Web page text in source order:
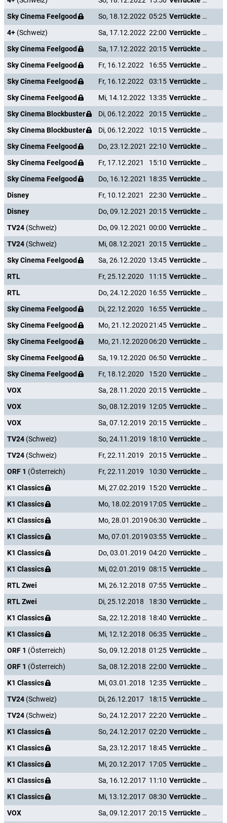
Sky Cinema Feelgood
So, 18.12.2022 05:25
Verrückte Weihnachten
4+ (Schweiz) Sa, 17.12.2022 22:00
Verrückte Weihnachten
Sky Cinema Feelgood
Sa, 17.12.2022 20:15
Verrückte Weihnachten
Sky Cinema Feelgood
Fr, 16.12.2022 16:55
Verrückte Weihnachten
Sky Cinema Feelgood
Fr, 16.12.2022 03:15
Verrückte Weihnachten
Sky Cinema Feelgood
Mi, 14.12.2022 13:35
Verrückte Weihnachten
Sky Cinema Blockbuster
Di, 06.12.2022 20:15
Verrückte Weihnachten
Sky Cinema Blockbuster
Di, 06.12.2022 10:15
Verrückte Weihnachten
Sky Cinema Feelgood
Do, 23.12.2021 22:10
Verrückte Weihnachten
Sky Cinema Feelgood
Fr, 17.12.2021 15:10
Verrückte Weihnachten
Sky Cinema Feelgood
Do, 16.12.2021 18:35
Verrückte Weihnachten
Disney
Fr, 10.12.2021 22:30
Verrückte Weihnachten
Disney
Do, 09.12.2021 20:15
Verrückte Weihnachten
TV24 (Schweiz) Do, 09.12.2021 00:00
Verrückte Weihnachten
TV24 (Schweiz) Mi, 08.12.2021 20:15
Verrückte Weihnachten
Sky Cinema Feelgood
Sa, 26.12.2020 13:45
Verrückte Weihnachten
RTL
Fr, 25.12.2020 11:15
Verrückte Weihnachten
RTL
Do, 24.12.2020 16:55
Verrückte Weihnachten
Sky Cinema Feelgood
Di, 22.12.2020 16:55
Verrückte Weihnachten
Sky Cinema Feelgood
Mo, 21.12.202021:45
Verrückte Weihnachten
Sky Cinema Feelgood
Mo, 21.12.202006:20
Verrückte Weihnachten
Sky Cinema Feelgood
Sa, 19.12.2020 06:50
Verrückte Weihnachten
Sky Cinema Feelgood
Fr, 18.12.2020 15:20
Verrückte Weihnachten
VOX
Sa, 28.11.2020 20:15
Verrückte Weihnachten
VOX
So, 08.12.2019 12:05
Verrückte Weihnachten
VOX
Sa, 07.12.2019 20:15
Verrückte Weihnachten
TV24 (Schweiz) So, 24.11.2019 18:10
Verrückte Weihnachten
TV24 (Schweiz) Fr, 22.11.2019 20:15
Verrückte Weihnachten
ORF 1 (Österreich) Fr, 22.11.2019 10:30
Verrückte Weihnachten
K1 Classics
Mi, 27.02.2019 15:20
Verrückte Weihnachten
K1 Classics
Mo, 18.02.2019 17:05
Verrückte Weihnachten
K1 Classics
Mo, 28.01.201906:30
Verrückte Weihnachten
K1 Classics
Mo, 07.01.201903:55
Verrückte Weihnachten
K1 Classics
Do, 03.01.2019 04:20
Verrückte Weihnachten
K1 Classics
Mi, 02.01.2019 08:15
Verrückte Weihnachten
RTL Zwei
Mi, 26.12.2018 07:55
Verrückte Weihnachten
RTL Zwei
Di, 25.12.2018 18:30
Verrückte Weihnachten
K1 Classics
Sa, 22.12.2018 18:40
Verrückte Weihnachten
K1 Classics
Mi, 12.12.2018 06:35
Verrückte Weihnachten
ORF 1 (Österreich) So, 09.12.2018 01:25
Verrückte Weihnachten
ORF 1 (Österreich) Sa, 08.12.2018 22:00
Verrückte Weihnachten
K1 Classics
Mi, 03.01.2018 12:35
Verrückte Weihnachten
TV24 (Schweiz) Di, 26.12.2017 18:15
Verrückte Weihnachten
TV24 (Schweiz) So, 24.12.2017 22:20
Verrückte Weihnachten
K1 Classics
So, 24.12.2017 02:20
Verrückte Weihnachten
K1 Classics
Sa, 23.12.2017 18:45
Verrückte Weihnachten
K1 Classics
Mi, 20.12.2017 17:05
Verrückte Weihnachten
K1 Classics
Sa, 16.12.2017 11:10
Verrückte Weihnachten
K1 Classics
Mi, 13.12.2017 08:30
Verrückte Weihnachten
VOX
Sa, 09.12.2017 20:15
Verrückte Weihnachten